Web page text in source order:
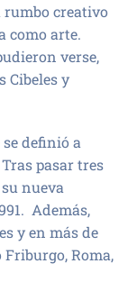
rumbo creativo
como arte.
verse,
Cibeles y
definió a
pasar tres
nueva
Además,
y en más de
Roma,